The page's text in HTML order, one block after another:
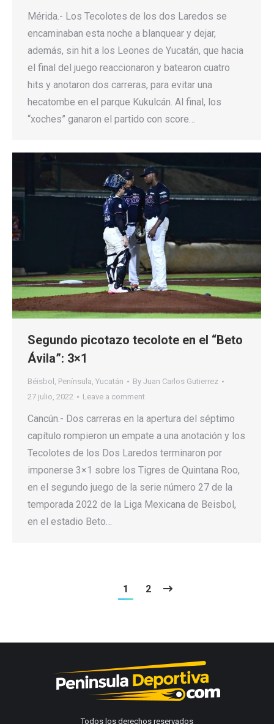
Mérida.- Los Tecolotes de los dos Laredos se
encaminaban esta noche a blanquear y dejar,
además, sin hit a los Leones de Yucatán, que hacia
el final del juego reaccionaron y batearon cuatro
hits y anotaron dos carreras, para evitar una
hecatombe en el parque Kukulcán. Al final, los
“xoches” ganaron el partido con score…
Segundo picotazo tecolote en el “Beto
Ávila”: 3×1
Béisbol , Península, Yucatán By Juan Carlos Gutierrez
27 julio, 2022
Leave a comment
Cancún.- Dos carreras en la apertura del séptimo
capítulo rompieron un empate a una anotación y los
Tecolotes de los Dos Laredos terminaron por
imponerse 3×1 sobre los Tigres de Quintana Roo,
en el segundo juego de la serie número 27 de la
temporada 2022 de la Liga Mexicana de Beisbol,
en el estadio Beto…
1 2
Todos los derechos reservados